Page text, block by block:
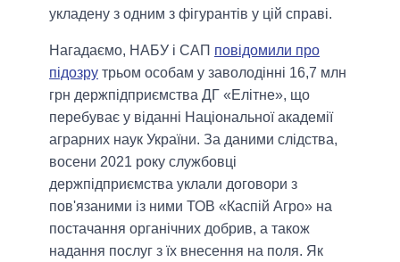
укладену з одним з фігурантів у цій справі.
Нагадаємо, НАБУ і САП повідомили про
підозру трьом особам у заволодінні 16,7 млн
грн держпідприємства ДГ «Елітне», що
перебуває у віданні Національної академії
аграрних наук України. За даними слідства,
восени 2021 року службовці
держпідприємства уклали договори з
пов'язаними із ними ТОВ «Каспій Агро» на
постачання органічних добрив, а також
надання послуг з їх внесення на поля. Як